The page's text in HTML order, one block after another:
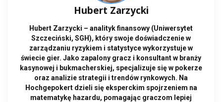
Hubert Zarzycki
Hubert Zarzycki – analityk finansowy (Uniwersytet
Szczeciński, SGH), który swoje doświadczenie w
zarządzaniu ryzykiem i statystyce wykorzystuje w
świecie gier. Jako zapalony gracz i konsultant w branży
kasynowej i bukmacherskiej, specjalizuje się w pokerze
oraz analizie strategii i trendów rynkowych. Na
Hochgepokert dzieli się eksperckim spojrzeniem na
matematykę hazardu, pomagając graczom lepiej